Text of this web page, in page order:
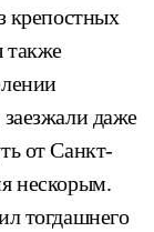
крепостных
также
даже
от Санкт-
нескорым.
тогдашнего